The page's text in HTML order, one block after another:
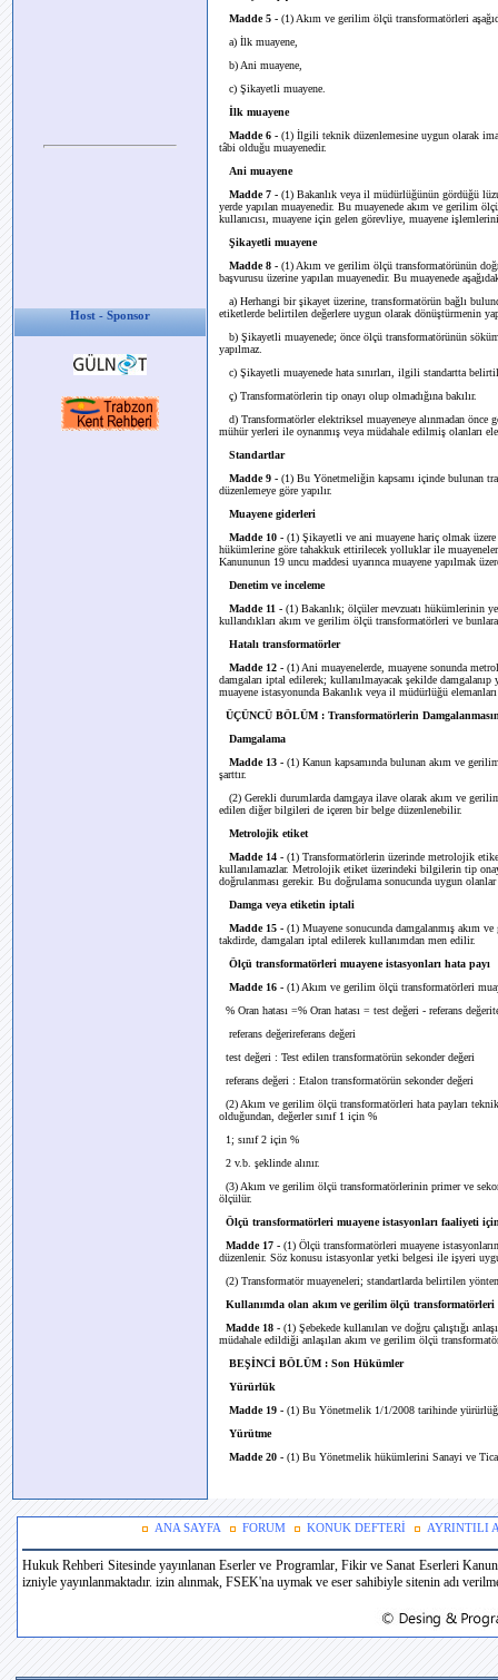
Host - Sponsor
Madde 5 - (1) Akım ve gerilim ölçü transformatörleri
a) İlk muayene,
b) Ani muayene,
c) Şikayetli muayene.
İlk muayene
Madde 6 - (1) İlgili teknik düzenlemesine uygun olarak
tâbi olduğu muayenedir.
Ani muayene
Madde 7 - (1) Bakanlık veya il müdürlüğünün gördüğü
yerde yapılan muayenedir. Bu muayenede akım ve gerilim
kullanıcısı, muayene için gelen görevliye, muayene
Şikayetli muayene
Madde 8 - (1) Akım ve gerilim ölçü transformatörünün
başvurusu üzerine yapılan muayenedir. Bu muayenede
a) Herhangi bir şikayet üzerine, transformatörün bağlı
etiketlerde belirtilen değerlere uygun olarak dönüştürmenin
b) Şikayetli muayenede; önce ölçü transformatörünün
yapılmaz.
c) Şikayetli muayenede hata sınırları, ilgili standartta
ç) Transformatörlerin tip onayı olup olmadığına bakılır.
d) Transformatörler elektriksel muayeneye alınmadan
mühür yerleri ile oynanmış veya müdahale edilmiş olanları
Standartlar
Madde 9 - (1) Bu Yönetmeliğin kapsamı içinde bulunan
düzenlemeye göre yapılır.
Muayene giderleri
Madde 10 - (1) Şikayetli ve ani muayene hariç olmak
hükümlerine göre tahakkuk ettirilecek yolluklar ile
Kanununun 19 uncu maddesi uyarınca muayene yapılmak
Denetim ve inceleme
Madde 11 - (1) Bakanlık; ölçüler mevzuatı hükümlerinin
kullandıkları akım ve gerilim ölçü transformatörleri ve
Hatalı transformatörler
Madde 12 - (1) Ani muayenelerde, muayene sonunda
damgaları iptal edilerek; kullanılmayacak şekilde
muayene istasyonunda Bakanlık veya il müdürlüğü
ÜÇÜNCÜ BÖLÜM : Transformatörlerin
Damgalama
Madde 13 - (1) Kanun kapsamında bulunan akım ve
şarttır.
(2) Gerekli durumlarda damgaya ilave olarak akım ve
edilen diğer bilgileri de içeren bir belge düzenlenebilir.
Metrolojik etiket
Madde 14 - (1) Transformatörlerin üzerinde metrolojik
kullanılamazlar. Metrolojik etiket üzerindeki bilgilerin tip
doğrulanması gerekir. Bu doğrulama sonucunda uygun olanlar
Damga veya etiketin iptali
Madde 15 - (1) Muayene sonucunda damgalanmış akım
takdirde, damgaları iptal edilerek kullanımdan men edilir.
Ölçü transformatörleri muayene istasyonları hata payı
Madde 16 - (1) Akım ve gerilim ölçü transformatörleri
% Oran hatası =% Oran hatası = test değeri - referans
referans değerireferans değeri
test değeri : Test edilen transformatörün sekonder değeri
referans değeri : Etalon transformatörün sekonder değeri
(2) Akım ve gerilim ölçü transformatörleri hata payları
olduğundan, değerler sınıf 1 için %
1; sınıf 2 için %
2 v.b. şeklinde alınır.
(3) Akım ve gerilim ölçü transformatörlerinin primer ve
ölçülür.
Ölçü transformatörleri muayene istasyonları faaliyeti
Madde 17 - (1) Ölçü transformatörleri muayene
düzenlenir. Söz konusu istasyonlar yetki belgesi ile işyeri
(2) Transformatör muayeneleri; standartlarda belirtilen
Kullanımda olan akım ve gerilim ölçü transformatörleri
Madde 18 - (1) Şebekede kullanılan ve doğru çalıştığı
müdahale edildiği anlaşılan akım ve gerilim ölçü
BEŞİNCİ BÖLÜM : Son Hükümler
Yürürlük
Madde 19 - (1) Bu Yönetmelik 1/1/2008 tarihinde
Yürütme
Madde 20 - (1) Bu Yönetmelik hükümlerini Sanayi ve
ANA SAYFA FORUM KONUK DEFTERİ AYRINTILI
Hukuk Rehberi Sitesinde yayınlanan Eserler ve Programlar, Fikir ve Sanat Eserleri
izniyle yayınlanmaktadır. izin alınmak, FSEK'na uymak ve eser sahibiyle sitenin adı